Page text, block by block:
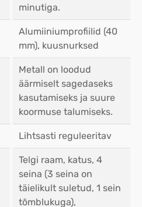
minutiga.
Alumiiniumprofiilid (40
mm), kuusnurksed
Metall on loodud
äärmiselt sagedaseks
kasutamiseks ja suure
koormuse talumiseks.
Lihtsasti reguleeritav
Telgi raam, katus, 4
seina (3 seina on
täielikult suletud, 1 sein
tõmblukuga),